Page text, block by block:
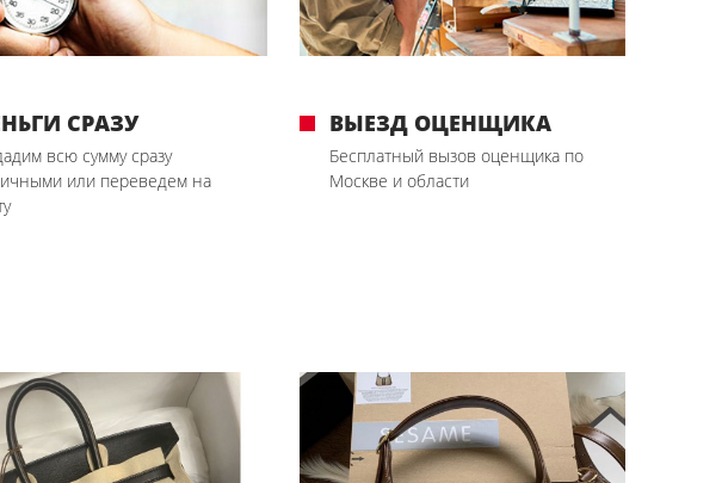
СРАЗУ
всю сумму сразу
или переведем на
ВЫЕЗД ОЦЕНЩИКА
Бесплатный вызов оценщика по
Москве и области